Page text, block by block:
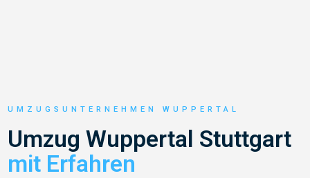
UMZUGSUNTERNEHMEN WUPPERTAL
Umzug Wuppertal Stuttgart
mit Erfahren